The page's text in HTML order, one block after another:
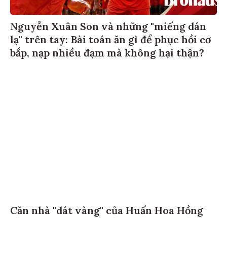
Nguyễn Xuân Son và những "miếng dán
lạ" trên tay: Bài toán ăn gì để phục hồi cơ
bắp, nạp nhiều đạm mà không hại thận?
Căn nhà "dát vàng" của Huấn Hoa Hồng